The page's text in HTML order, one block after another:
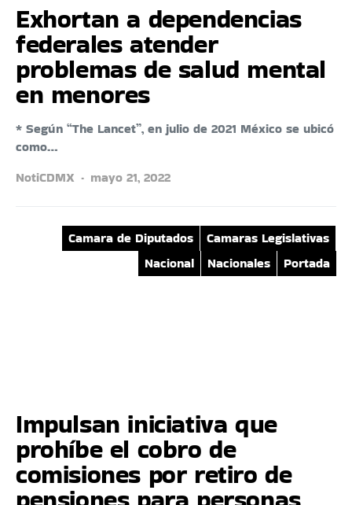
Exhortan a dependencias
federales atender
problemas de salud mental
en menores
* Según “The Lancet”, en julio de 2021 México se ubicó
como…
NotiCDMX
mayo 21, 2022
Camara de Diputados
Camaras Legislativas
Nacional
Nacionales Portada
Impulsan iniciativa que
prohíbe el cobro de
comisiones por retiro de